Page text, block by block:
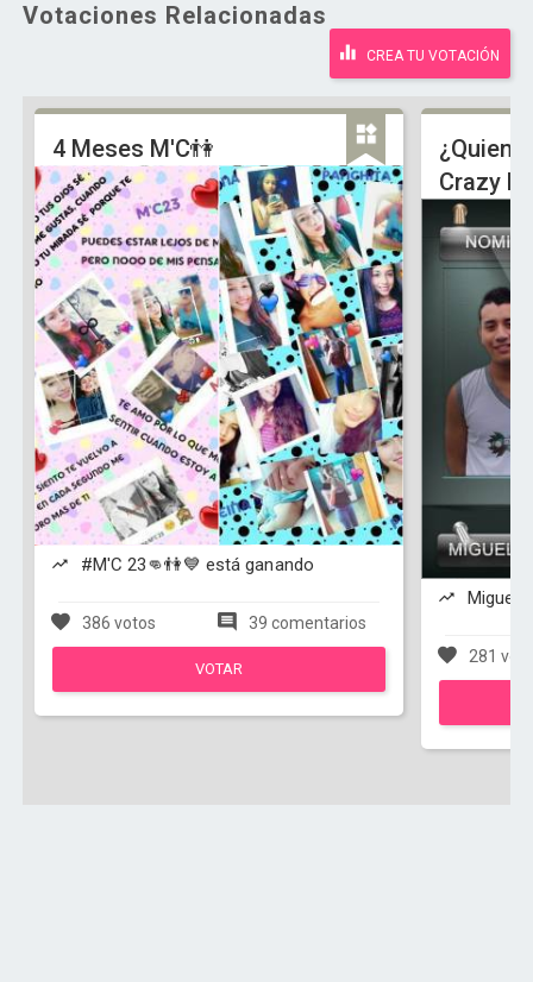
Votaciones Relacionadas
CREA TU VOTACIÓN
4 Meses M'C👫
#M'C 23👊👫💙 está ganando
386 votos 39 comentarios
VOTAR
¿Quien
Crazy
Miguel
281